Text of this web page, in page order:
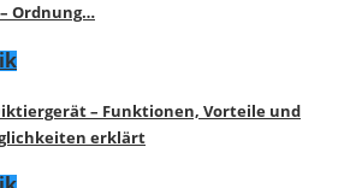
Ordnung…
– Funktionen, Vorteile und
erklärt